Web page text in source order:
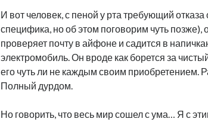
И вот человек, с пеной у рта требующий отказа
специфика, но об этом поговорим чуть позже),
проверяет почту в айфоне и садится в
электромобиль. Он вроде как борется за
его чуть ли не каждым своим приобретением.
Полный дурдом.
Но говорить, что весь мир сошел с ума… Я с